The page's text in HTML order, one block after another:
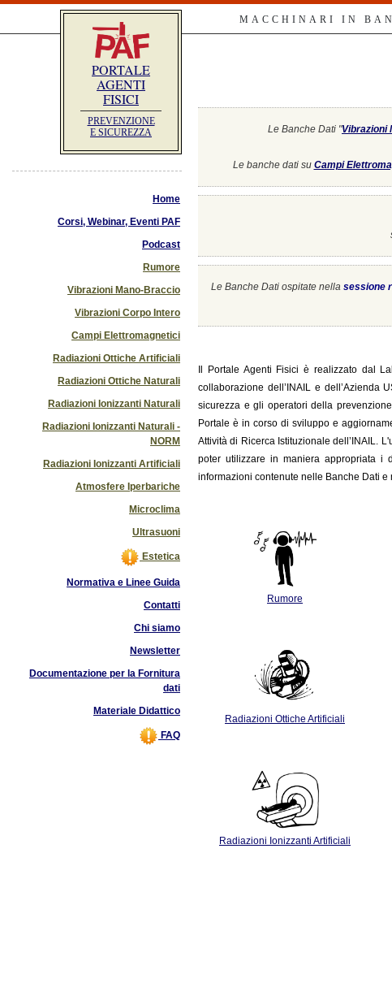
MACCHINARI IN
PORTALE
AGENTI
FISICI
PREVENZIONE
E SICUREZZA
Home
Corsi, Webinar, Eventi PAF
Podcast
Rumore
Vibrazioni Mano-Braccio
Vibrazioni Corpo Intero
Campi Elettromagnetici
Radiazioni Ottiche Artificiali
Radiazioni Ottiche Naturali
Radiazioni Ionizzanti Naturali
Radiazioni Ionizzanti Naturali -
NORM
Radiazioni Ionizzanti Artificiali
Atmosfere Iperbariche
Microclima
Ultrasuoni
Estetica
Normativa e Linee Guida
Contatti
Chi siamo
Newsletter
Documentazione per la Fornitura
dati
Materiale Didattico
FAQ
Le Banche Dati "Vibrazioni
Le banche dati su Campi
Le Banche Dati ospitate nella sessione
Portale Agenti Fisici è realizzato dal
collaborazione dell’INAIL e
sicurezza e gli operatori della
Portale è in corso di sviluppo e
Attività di Ricerca Istituzionale dell’INAIL.
poter utilizzare in maniera appropriata i
informazioni contenute nelle Banche Dati e
Rumore
Radiazioni Ottiche Artificiali
Radiazioni Ionizzanti Artificiali